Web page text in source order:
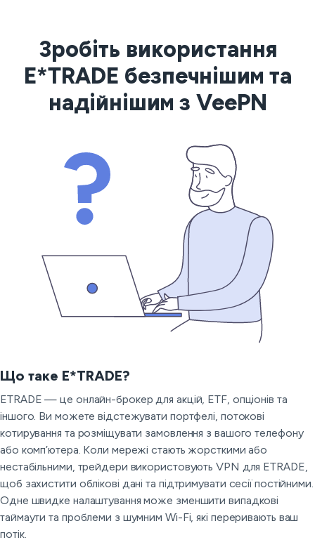
Зробіть використання
E*TRADE безпечнішим та
надійнішим з VeePN
Що таке E*TRADE?
ETRADE — це онлайн-брокер для акцій, ETF, опціонів та
іншого. Ви можете відстежувати портфелі, потокові
котирування та розміщувати замовлення з вашого телефону
або комп’ютера. Коли мережі стають жорсткими або
нестабільними, трейдери використовують VPN для ETRADE,
щоб захистити облікові дані та підтримувати сесії постійними.
Одне швидке налаштування може зменшити випадкові
таймаути та проблеми з шумним Wi-Fi, які переривають ваш
потік.